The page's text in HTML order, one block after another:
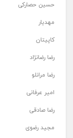
حسین حصارکی
مهدیار
کاپیتان
رضا رضانژاد
رضا مرانلو
امیر عرفانی
رضا صادقی
مجید رضوی